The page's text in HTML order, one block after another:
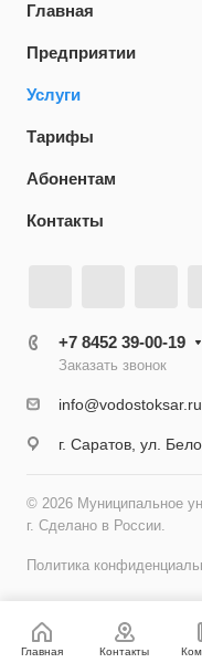
Главная
Предприятии
Услуги
Тарифы
Абонентам
Контакты
+7 8452 39-00-19
Заказать звонок
info@vodostoksar.ru
г. Саратов, ул.
© 2026 Муниципальное
г. Сделано в России.
Политика
Главная Контакты